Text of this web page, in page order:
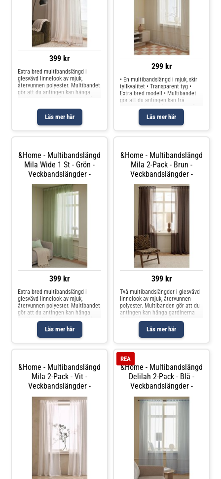
399 kr
Läs mer här
Extra bred multibandslängd i
glesvävd linnelook av mjuk,
återvunnen polyester. Multibandet
gör att du antingen kan hänga
använda ringar, nålkrokar eller
fingerkrokar. Snören i rynkbandet
299 kr
Läs mer här
• En multibandslängd i mjuk, skir
tyllkvalitet • Transparent tyg •
Extra bred modell • Multibandet
gör att du antingen kan trä
gardinen direkt på en gardinstång
genom de dolda hällorna eller
använda ringar och nålkrokar (ej
fingerkrokar). • Säljs i 1
&Home - Multibandslängd
Mila Wide 1 St - Grön -
Veckbandslängder -
399 kr
Läs mer här
Extra bred multibandslängd i
glesvävd linnelook av mjuk,
återvunnen polyester. Multibandet
gör att du antingen kan hänga
genom de gömda hällorna eller
använda ringar, nålkrokar eller
fingerkrokar. Snören i rynkbandet
&Home - Multibandslängd
Mila 2-Pack - Brun -
Veckbandslängder -
399 kr
Läs mer här
Två multibandslängder i glesvävd
linnelook av mjuk, återvunnen
polyester. Multibanden gör att du
antingen kan hänga gardinerna
de gömda hällorna eller använda
ringar, nålkrokar eller fingerkrokar.
Snören i rynkbandet gö
&Home - Multibandslängd
Mila 2-Pack - Vit -
Veckbandslängder -
&Home - Multibandslängd
Delilah 2-Pack - Blå -
Veckbandslängder -
REA